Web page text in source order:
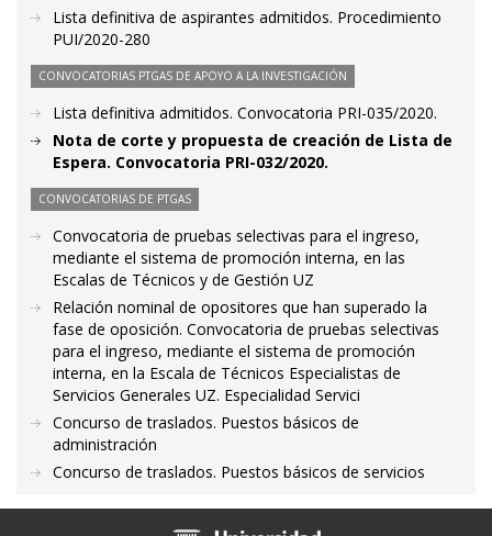
Lista definitiva de aspirantes admitidos. Procedimiento
PUI/2020-280
CONVOCATORIAS PTGAS DE APOYO A LA INVESTIGACIÓN
Lista definitiva admitidos. Convocatoria PRI-035/2020.
Nota de corte y propuesta de creación de Lista de
Espera. Convocatoria PRI-032/2020.
CONVOCATORIAS DE PTGAS
Convocatoria de pruebas selectivas para el ingreso,
mediante el sistema de promoción interna, en las
Escalas de Técnicos y de Gestión UZ
Relación nominal de opositores que han superado la
fase de oposición. Convocatoria de pruebas selectivas
para el ingreso, mediante el sistema de promoción
interna, en la Escala de Técnicos Especialistas de
Servicios Generales UZ. Especialidad Servici
Concurso de traslados. Puestos básicos de
administración
Concurso de traslados. Puestos básicos de servicios